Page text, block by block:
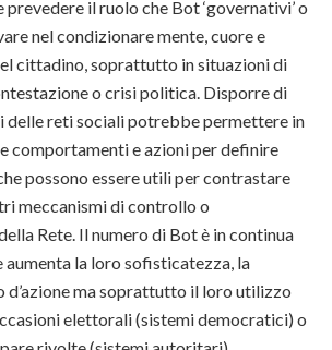
il ruolo che Bot ‘governativi’ o
nel condizionare mente, cuore e
cittadino, soprattutto in situazioni di
o crisi politica. Disporre di
delle reti sociali potrebbe permettere in
comportamenti e azioni per definire
possono essere utili per contrastare
meccanismi di controllo o
Rete. Il numero di Bot è in continua
aumenta la loro sofisticatezza, la
d’azione ma soprattutto il loro utilizzo
elettorali (sistemi democratici) o